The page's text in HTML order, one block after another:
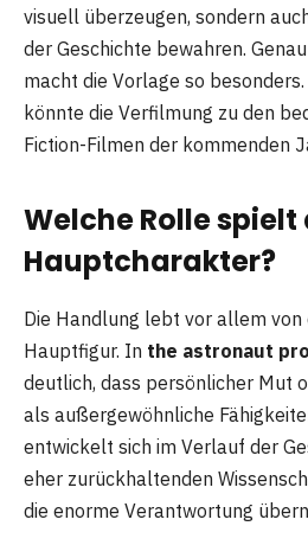
visuell überzeugen, sondern
der Geschichte bewahren.
macht die Vorlage so
könnte die Verfilmung zu den
Fiction-Filmen der kommenden
Welche Rolle spielt
Hauptcharakter?
Die Handlung lebt vor allem
Hauptfigur. In the astronaut
deutlich, dass persönlicher Mut
als außergewöhnliche
entwickelt sich im Verlauf der
eher zurückhaltenden
die enorme Verantwortung